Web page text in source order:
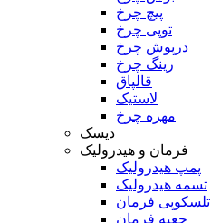
پیچ چرخ
توپی چرخ
درپوش چرخ
رینگ چرخ
قالپاق
لاستیک
مهره چرخ
دیسک
فرمان و هیدرولیک
پمپ هیدرولیک
تسمه هیدرولیک
تلسکوپی فرمان
جعبه فرمان